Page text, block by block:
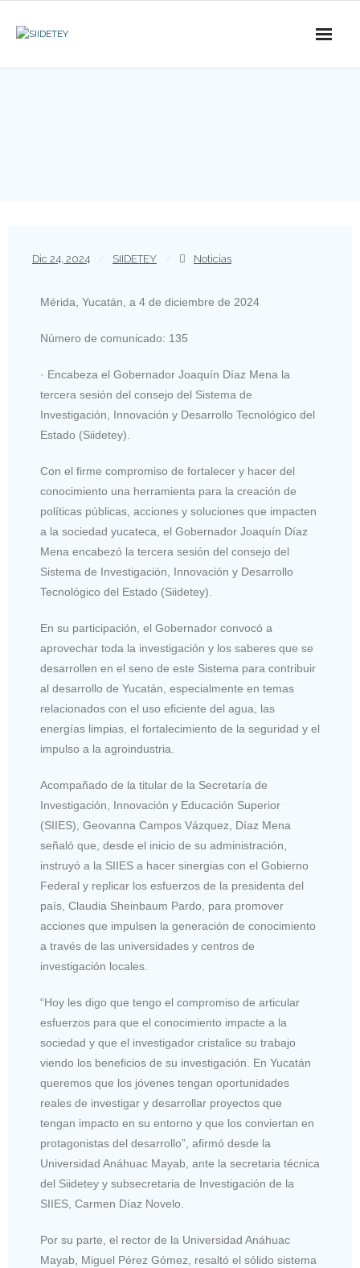
Dic 24, 2024 SIIDETEY Noticias
Mérida, Yucatán, a 4 de diciembre de 2024
Número de comunicado: 135
· Encabeza el Gobernador Joaquín Díaz Mena la
tercera sesión del consejo del Sistema de
Investigación, Innovación y Desarrollo Tecnológico del
Estado (Siidetey).
Con el firme compromiso de fortalecer y hacer del
conocimiento una herramienta para la creación de
políticas públicas, acciones y soluciones que impacten
a la sociedad yucateca, el Gobernador Joaquín Díaz
Mena encabezó la tercera sesión del consejo del
Sistema de Investigación, Innovación y Desarrollo
Tecnológico del Estado (Siidetey).
En su participación, el Gobernador convocó a
aprovechar toda la investigación y los saberes que se
desarrollen en el seno de este Sistema para contribuir
al desarrollo de Yucatán, especialmente en temas
relacionados con el uso eficiente del agua, las
energías limpias, el fortalecimiento de la seguridad y el
impulso a la agroindustria.
Acompañado de la titular de la Secretaría de
Investigación, Innovación y Educación Superior
(SIIES), Geovanna Campos Vázquez, Díaz Mena
señaló que, desde el inicio de su administración,
instruyó a la SIIES a hacer sinergias con el Gobierno
Federal y replicar los esfuerzos de la presidenta del
país, Claudia Sheinbaum Pardo, para promover
acciones que impulsen la generación de conocimiento
a través de las universidades y centros de
investigación locales.
“Hoy les digo que tengo el compromiso de articular
esfuerzos para que el conocimiento impacte a la
sociedad y que el investigador cristalice su trabajo
viendo los beneficios de su investigación. En Yucatán
queremos que los jóvenes tengan oportunidades
reales de investigar y desarrollar proyectos que
tengan impacto en su entorno y que los conviertan en
protagonistas del desarrollo”, afirmó desde la
Universidad Anáhuac Mayab, ante la secretaria técnica
del Siidetey y subsecretaria de Investigación de la
SIIES, Carmen Díaz Novelo.
Por su parte, el rector de la Universidad Anáhuac
Mayab, Miguel Pérez Gómez, resaltó el sólido sistema